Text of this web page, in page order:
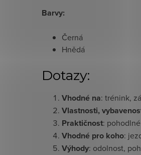
Barvy:
Černá
Hnědá
Dotazy:
Vhodné na: trénink,
Vlastnosti,
Praktičnost:
Vhodné pro koho:
Výhody: odolnost,